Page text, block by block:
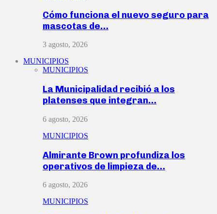
Cómo funciona el nuevo seguro para
mascotas de…
3 agosto, 2026
MUNICIPIOS
MUNICIPIOS
La Municipalidad recibió a los
platenses que integran…
6 agosto, 2026
MUNICIPIOS
Almirante Brown profundiza los
operativos de limpieza de…
6 agosto, 2026
MUNICIPIOS